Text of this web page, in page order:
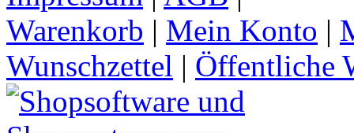
Warenkorb | Mein Konto |
Wunschzettel | Öffentliche